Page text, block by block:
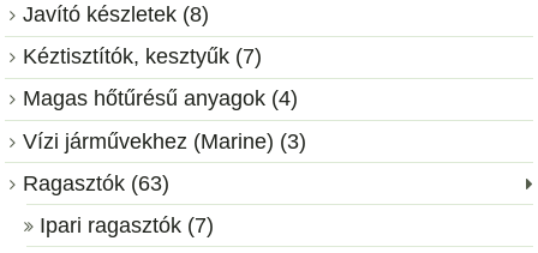
Javító készletek (8)
Kéztisztítók, kesztyűk (7)
Magas hőtűrésű anyagok (4)
Vízi járművekhez (Marine) (3)
Ragasztók (63)
Ipari ragasztók (7)